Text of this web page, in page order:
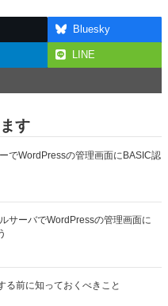
Bluesky
LINE
す
でWordPressの管理画面にBASIC認
サーバでWordPressの管理画面に
る前に知っておくべきこと